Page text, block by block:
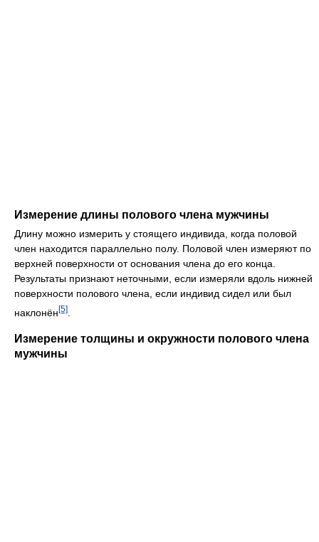
Измерение длины полового члена мужчины
Длину можно измерить у стоящего индивида, когда половой
член находится параллельно полу. Половой член измеряют по
верхней поверхности от основания члена до его конца.
Результаты признают неточными, если измеряли вдоль нижней
поверхности полового члена, если индивид сидел или был
наклонён [5]
Измерение толщины и окружности полового члена
мужчины